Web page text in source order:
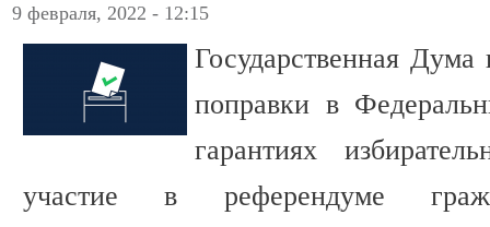
9 февраля, 2022 - 12:15
Государственная
поправки в
гарантиях
участие в референдуме